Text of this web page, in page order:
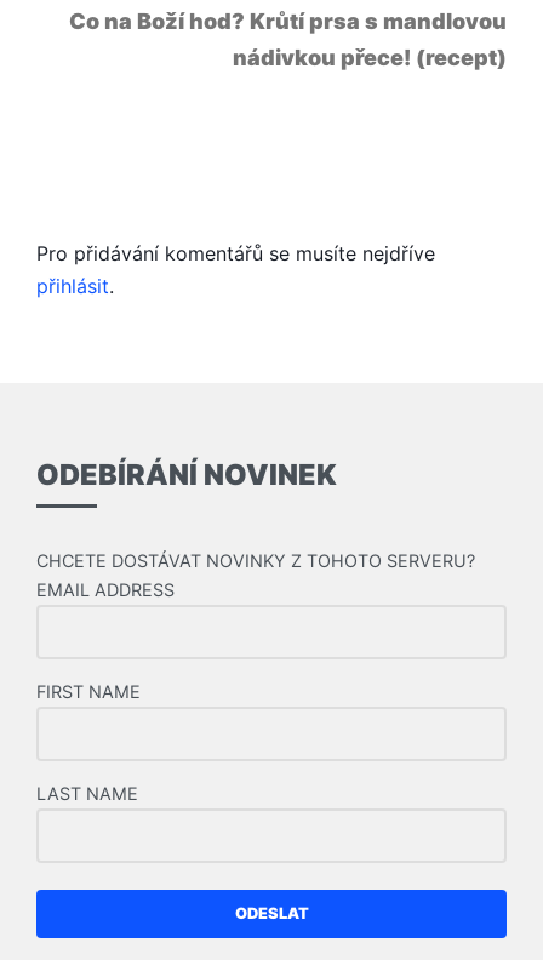
Co na Boží hod? Krůtí prsa s mandlovou
nádivkou přece! (recept)
Pro přidávání komentářů se musíte nejdříve
přihlásit.
ODEBÍRÁNÍ NOVINEK
CHCETE DOSTÁVAT NOVINKY Z TOHOTO SERVERU?
EMAIL ADDRESS
FIRST NAME
LAST NAME
ODESLAT